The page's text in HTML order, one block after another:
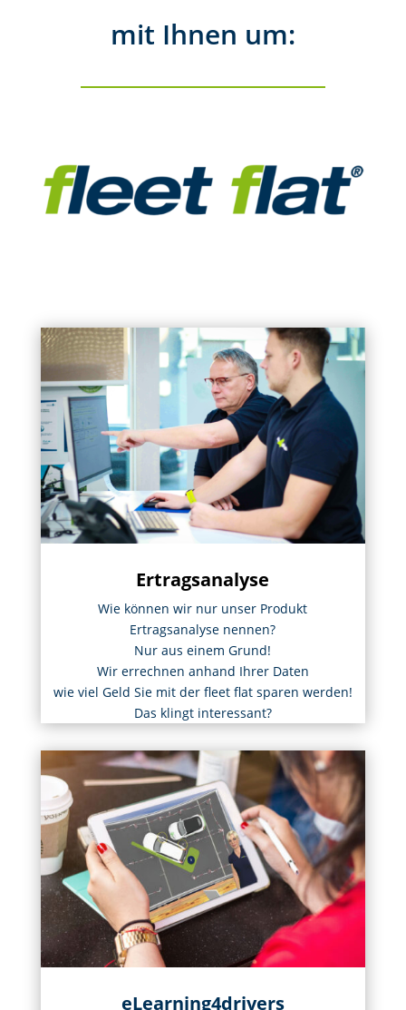
mit Ihnen um:
Ertragsanalyse
Wie können wir nur unser Produkt
Ertragsanalyse nennen?
Nur aus einem Grund!
Wir errechnen anhand Ihrer Daten
wie viel Geld Sie mit der fleet flat sparen werden!
Das klingt interessant?
eLearning4drivers